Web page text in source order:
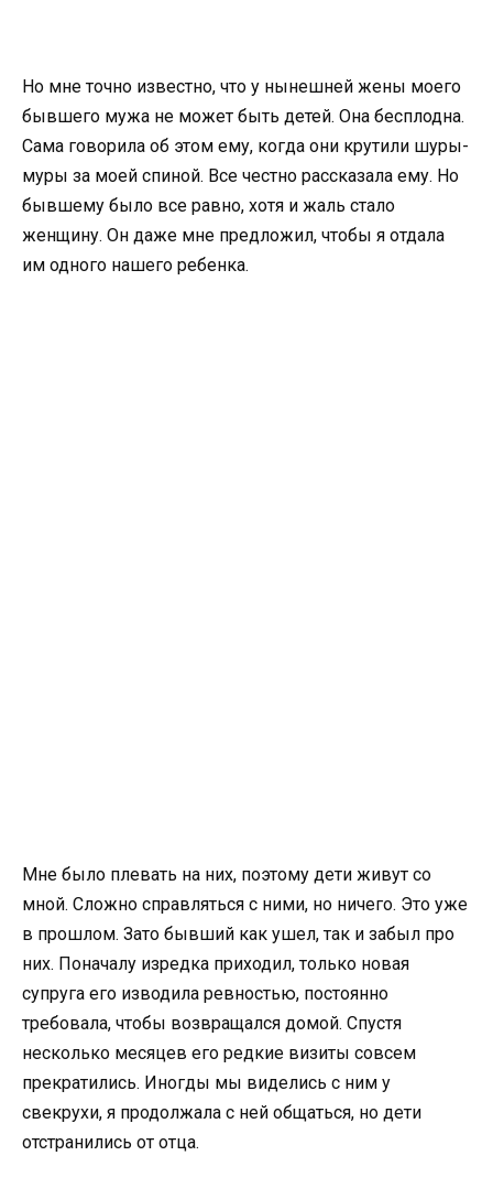
Но мне точно известно, что у нынешней жены моего
бывшего мужа не может быть детей. Она бесплодна.
Сама говорила об этом ему, когда они крутили шуры-
муры за моей спиной. Все честно рассказала ему. Но
бывшему было все равно, хотя и жаль стало
женщину. Он даже мне предложил, чтобы я отдала
им одного нашего ребенка.
Мне было плевать на них, поэтому дети живут со
мной. Сложно справляться с ними, но ничего. Это уже
в прошлом. Зато бывший как ушел, так и забыл про
них. Поначалу изредка приходил, только новая
супруга его изводила ревностью, постоянно
требовала, чтобы возвращался домой. Спустя
несколько месяцев его редкие визиты совсем
прекратились. Иногды мы виделись с ним у
свекрухи, я продолжала с ней общаться, но дети
отстранились от отца.